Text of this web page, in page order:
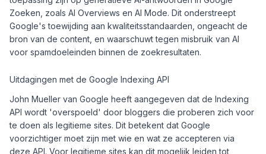
Zoeken, zoals AI Overviews en AI Mode. Dit onderstreept
Google's toewijding aan kwaliteitsstandaarden, ongeacht de
bron van de content, en waarschuwt tegen misbruik van AI
voor spamdoeleinden binnen de zoekresultaten.
Uitdagingen met de Google Indexing API
John Mueller van Google heeft aangegeven dat de Indexing
API wordt 'overspoeld' door bloggers die proberen zich voor
te doen als legitieme sites. Dit betekent dat Google
voorzichtiger moet zijn met wie en wat ze accepteren via
deze API. Voor legitieme sites kan dit mogelijk leiden tot